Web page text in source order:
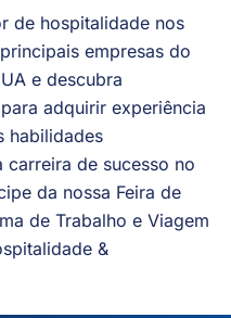
de hospitalidade nos
empresas do
e descubra
adquirir experiência
habilidades
de sucesso no
da nossa Feira de
de Trabalho e Viagem
&